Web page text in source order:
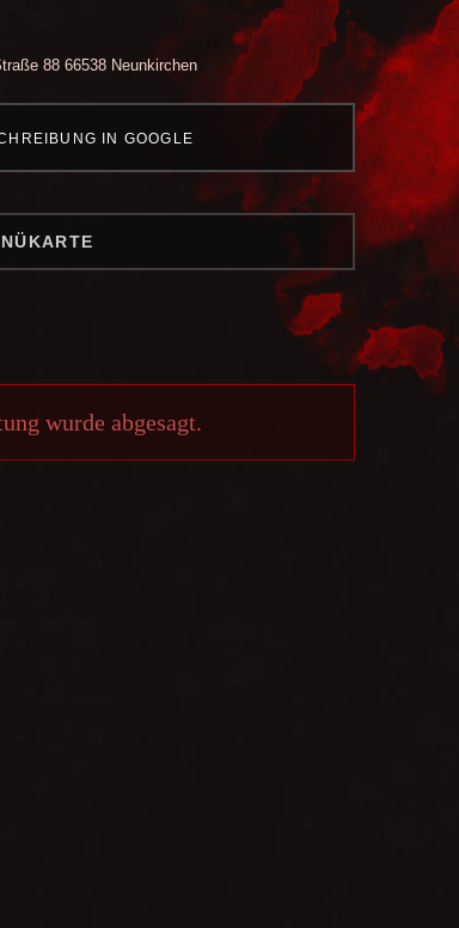
88 66538 Neunkirchen
IN GOOGLE
wurde abgesagt.